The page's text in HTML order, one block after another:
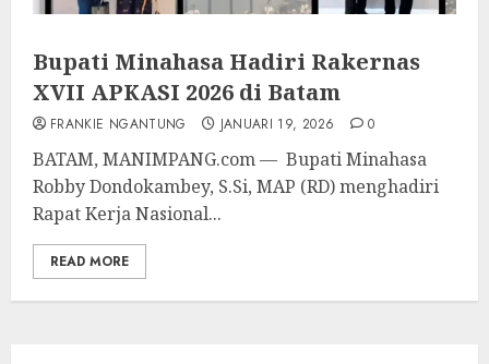
Bupati Minahasa Hadiri Rakernas
XVII APKASI 2026 di Batam
FRANKIE NGANTUNG JANUARI 19, 2026 0
BATAM, MANIMPANG.com — Bupati Minahasa
Robby Dondokambey, S.Si, MAP (RD) menghadiri
Rapat Kerja Nasional...
READ MORE